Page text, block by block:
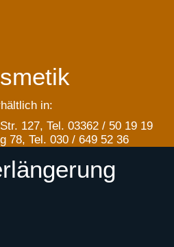
in:
127, Tel. 03362 / 50 19 19
78, Tel. 030 / 649 52 36